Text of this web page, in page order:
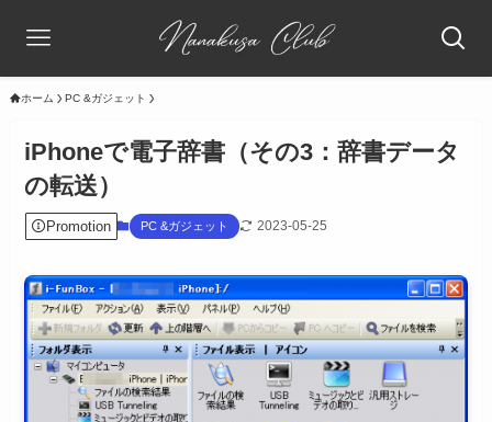
ホーム PC &ガジェット
iPhoneで電子辞書（その3：辞書データ
の転送）
Promotion PC &ガジェット 2023-05-25